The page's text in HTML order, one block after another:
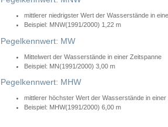
mittlerer niedrigster Wert der Wasserstände in
Beispiel: MNW(1991/2000) 1,22 m
Pegelkennwert: MW
Mittelwert der Wasserstände in einer Zeitspanne
Beispiel: MN(1991/2000) 3,00 m
Pegelkennwert: MHW
mittlerer höchster Wert der Wasserstände in einer
Beispiel: MHW(1991/2000) 6,00 m